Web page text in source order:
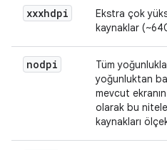
xxxhdpi Ekstra çok
kaynaklar
nodpi
Tüm
yoğunluktan
mevcut
olarak bu
kaynakları